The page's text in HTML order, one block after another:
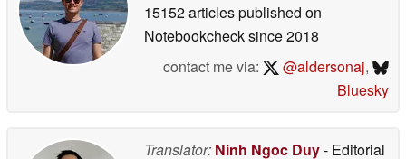
15152 articles published on
Notebookchecksince 2018
contact me via:
@aldersonaj,
Bluesky
Translator: Ninh Ngoc Duy- Editorial